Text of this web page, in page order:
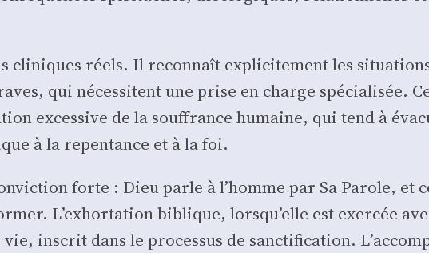
cli­niques réels. Il recon­naît expli­ci­te­ment les
qui néces­sitent une prise en charge spé­cia­li­sée.
exces­sive de la souf­france humaine, qui tend à
à la repen­tance et à la foi.
forte : Dieu parle à l’homme par Sa Parole, et
L’exhortation biblique, lorsqu’elle est exer­cée
ins­crit dans le pro­ces­sus de sanc­ti­fi­ca­tion.